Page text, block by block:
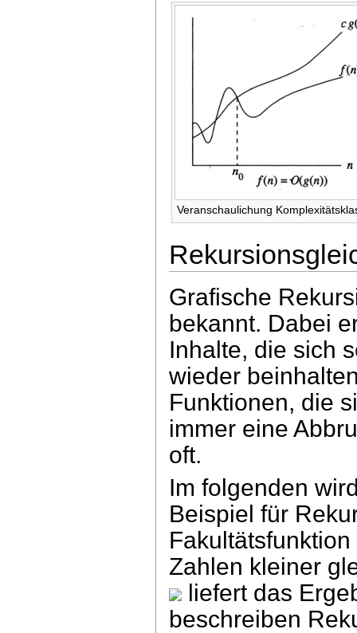
Veranschaulichung
Grafische
bekannt. Dabei
Inhalte, die sich
wieder
Funktionen, die
immer eine
oft.
Im folgenden
Beispiel für
Zahlen kleiner
liefert das
beschreiben